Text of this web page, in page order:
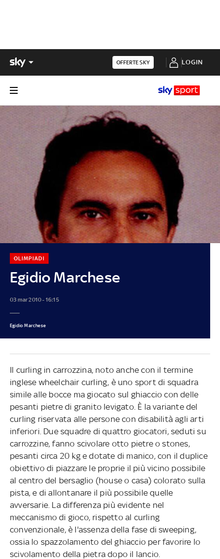
OFFERTE SKY LOGIN
Egidio Marchese
OLIMPIADI
03 mar 2010 - 16:15
Egidio Marchese
Il curling in carrozzina, noto anche con il termine
inglese wheelchair curling, è uno sport di squadra
simile alle bocce ma giocato sul ghiaccio con delle
pesanti pietre di granito levigato. È la variante del
curling riservata alle persone con disabilità agli arti
inferiori. Due squadre di quattro giocatori, seduti su
carrozzine, fanno scivolare otto pietre o stones,
pesanti circa 20 kg e dotate di manico, con il duplice
obiettivo di piazzare le proprie il più vicino possibile
al centro del bersaglio (house o casa) colorato sulla
pista, e di allontanare il più possibile quelle
avversarie. La differenza più evidente nel
meccanismo di gioco, rispetto al curling
convenzionale, è l'assenza della fase di sweeping,
ossia lo spazzolamento del ghiaccio per favorire lo
scivolamento della pietra dopo il lancio.